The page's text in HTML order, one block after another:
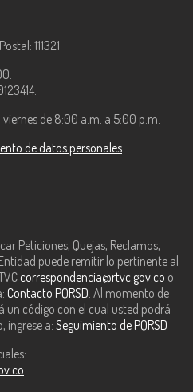
111321
viernes de 8:00 a.m. a 5:00 p.m.
de datos personales
Peticiones, Quejas, Reclamos,
puede remitir lo pertinente al
correspondencia@rtvc.gov.co o
Contacto PQRSD. Al momento de
un código con el cual usted podrá
ingrese a: Seguimiento de PQRSD